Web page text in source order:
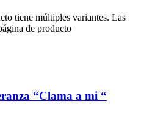
tiene múltiples variantes. Las
de producto
“Clama a mi “